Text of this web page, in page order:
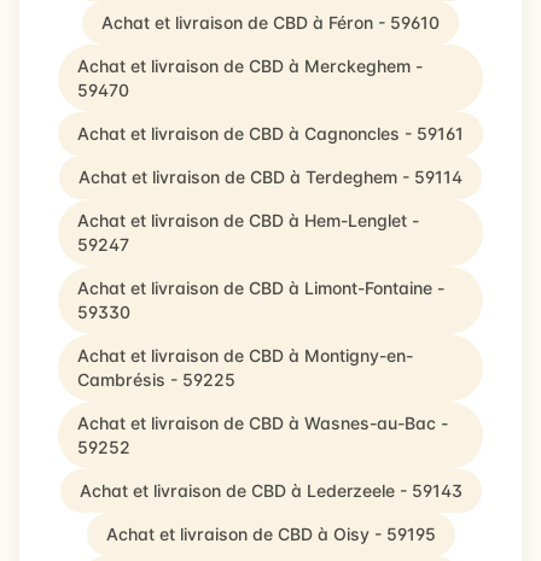
Achat et livraison de CBD à Féron - 59610
Achat et livraison de CBD à Merckeghem -
59470
Achat et livraison de CBD à Cagnoncles - 59161
Achat et livraison de CBD à Terdeghem - 59114
Achat et livraison de CBD à Hem-Lenglet -
59247
Achat et livraison de CBD à Limont-Fontaine -
59330
Achat et livraison de CBD à Montigny-en-
Cambrésis - 59225
Achat et livraison de CBD à Wasnes-au-Bac -
59252
Achat et livraison de CBD à Lederzeele - 59143
Achat et livraison de CBD à Oisy - 59195